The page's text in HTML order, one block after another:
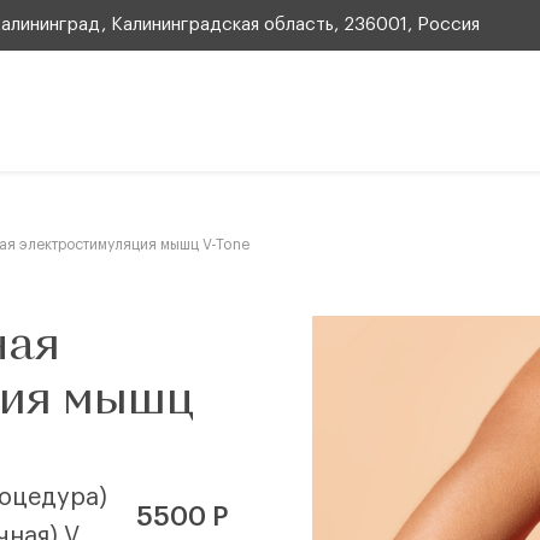
Калининградская область, 236001, Россия
электростимуляция мышц V-Tone
мышц
5500 Р